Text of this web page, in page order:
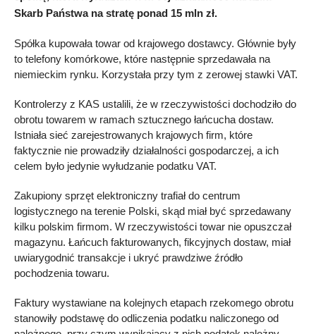
Skarb Państwa na stratę ponad 15 mln zł.
Spółka kupowała towar od krajowego dostawcy. Głównie były
to telefony komórkowe, które następnie sprzedawała na
niemieckim rynku. Korzystała przy tym z zerowej stawki VAT.
Kontrolerzy z KAS ustalili, że w rzeczywistości dochodziło do
obrotu towarem w ramach sztucznego łańcucha dostaw.
Istniała sieć zarejestrowanych krajowych firm, które
faktycznie nie prowadziły działalności gospodarczej, a ich
celem było jedynie wyłudzanie podatku VAT.
Zakupiony sprzęt elektroniczny trafiał do centrum
logistycznego na terenie Polski, skąd miał być sprzedawany
kilku polskim firmom. W rzeczywistości towar nie opuszczał
magazynu. Łańcuch fakturowanych, fikcyjnych dostaw, miał
uwiarygodnić transakcje i ukryć prawdziwe źródło
pochodzenia towaru.
Faktury wystawiane na kolejnych etapach rzekomego obrotu
stanowiły podstawę do odliczenia podatku naliczonego od